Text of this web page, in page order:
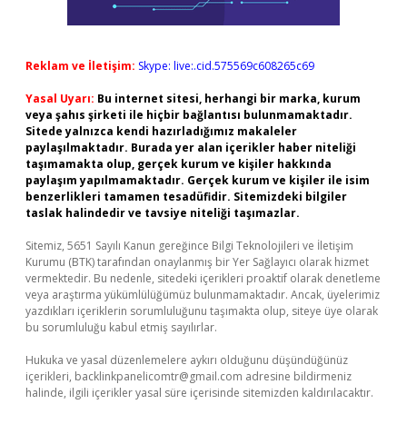
Reklam ve İletişim: Skype: live:.cid.575569c608265c69
Yasal Uyarı: Bu internet sitesi, herhangi bir marka, kurum
veya şahıs şirketi ile hiçbir bağlantısı bulunmamaktadır.
Sitede yalnızca kendi hazırladığımız makaleler
paylaşılmaktadır. Burada yer alan içerikler haber niteliği
taşımamakta olup, gerçek kurum ve kişiler hakkında
paylaşım yapılmamaktadır. Gerçek kurum ve kişiler ile isim
benzerlikleri tamamen tesadüfidir. Sitemizdeki bilgiler
taslak halindedir ve tavsiye niteliği taşımazlar.
Sitemiz, 5651 Sayılı Kanun gereğince Bilgi Teknolojileri ve İletişim
Kurumu (BTK) tarafından onaylanmış bir Yer Sağlayıcı olarak hizmet
vermektedir. Bu nedenle, sitedeki içerikleri proaktif olarak denetleme
veya araştırma yükümlülüğümüz bulunmamaktadır. Ancak, üyelerimiz
yazdıkları içeriklerin sorumluluğunu taşımakta olup, siteye üye olarak
bu sorumluluğu kabul etmiş sayılırlar.
Hukuka ve yasal düzenlemelere aykırı olduğunu düşündüğünüz
içerikleri, backlinkpanelicomtr@gmail.com adresine bildirmeniz
halinde, ilgili içerikler yasal süre içerisinde sitemizden kaldırılacaktır.